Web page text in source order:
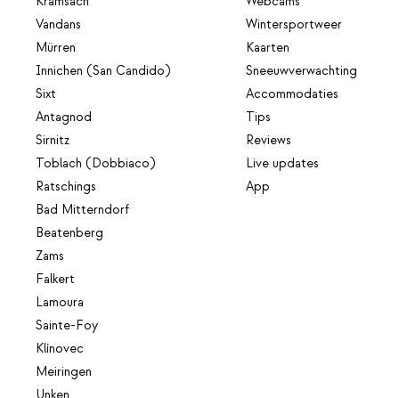
Vandans
Mürren
Innichen (San Candido)
Sixt
Antagnod
Sirnitz
Toblach (Dobbiaco)
Ratschings
Bad Mitterndorf
Beatenberg
Zams
Falkert
Lamoura
Sainte-Foy
Klínovec
Meiringen
Wintersportweer
Kaarten
Sneeuwverwachting
Accommodaties
Tips
Reviews
Live updates
App